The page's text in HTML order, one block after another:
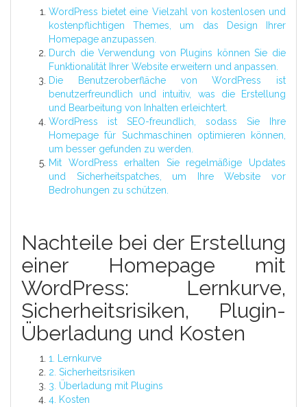
WordPress bietet eine Vielzahl von kostenlosen und
kostenpflichtigen Themes, um das Design Ihrer
Homepage anzupassen.
Durch die Verwendung von Plugins können Sie die
Funktionalität Ihrer Website erweitern und anpassen.
Die Benutzeroberfläche von WordPress ist
benutzerfreundlich und intuitiv, was die Erstellung
und Bearbeitung von Inhalten erleichtert.
WordPress ist SEO-freundlich, sodass Sie Ihre
Homepage für Suchmaschinen optimieren können,
um besser gefunden zu werden.
Mit WordPress erhalten Sie regelmäßige Updates
und Sicherheitspatches, um Ihre Website vor
Bedrohungen zu schützen.
Nachteile bei der Erstellung
einer Homepage mit
WordPress: Lernkurve,
Sicherheitsrisiken, Plugin-
Überladung und Kosten
1. Lernkurve
2. Sicherheitsrisiken
3. Überladung mit Plugins
4. Kosten